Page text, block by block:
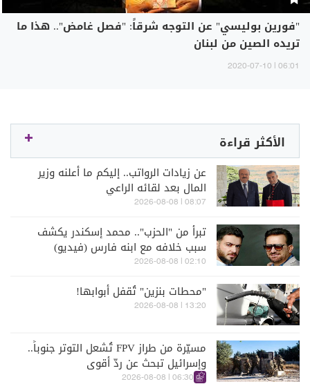
"فورين بوليسي" عن التوجه شرقاً: "فصل غامض".. هذا ما
تريده الصين من لبنان
06:01 | 2020-07-10
الأكثر قراءة
عن زيادات الرواتب.. إليكم ما أعلنه وزير
المال بعد لقائه الراعي
08:07 | 2026-08-08
تبرأ من "الحزب".. محمد إسكندر يكشف
سبب خلافه مع ابنه فارس (فيديو)
02:10 | 2026-08-08
"محطات بنزين" تُقفل أبوابها!
13:20 | 2026-08-08
مسيّرة من طراز FPV تُشعل التوتر جنوباً..
وإسرائيل تبحث عن ردّ أقوى
06:30 | 2026-08-08